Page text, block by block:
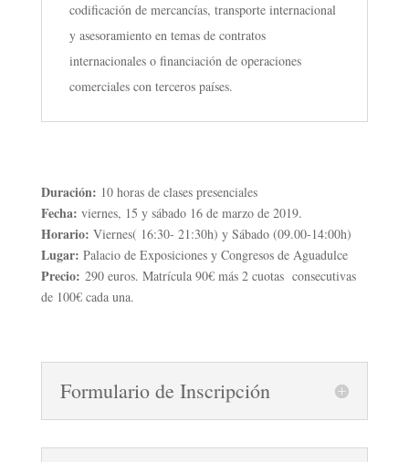
codificación de mercancías, transporte internacional
y asesoramiento en temas de contratos
internacionales o financiación de operaciones
comerciales con terceros países.
Duración: 10 horas de clases presenciales
Fecha: viernes, 15 y sábado 16 de marzo de 2019.
Horario: Viernes( 16:30- 21:30h) y Sábado (09.00-14:00h)
Lugar: Palacio de Exposiciones y Congresos de Aguadulce
Precio: 290 euros. Matrícula 90€ más 2 cuotas consecutivas
de 100€ cada una.
Formulario de Inscripción